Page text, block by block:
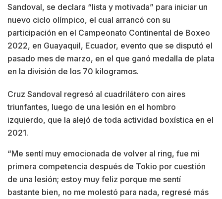
Sandoval, se declara “lista y motivada” para iniciar un
nuevo ciclo olímpico, el cual arrancó con su
participación en el Campeonato Continental de Boxeo
2022, en Guayaquil, Ecuador, evento que se disputó el
pasado mes de marzo, en el que ganó medalla de plata
en la división de los 70 kilogramos.
Cruz Sandoval regresó al cuadrilátero con aires
triunfantes, luego de una lesión en el hombro
izquierdo, que la alejó de toda actividad boxística en el
2021.
“Me sentí muy emocionada de volver al ring, fue mi
primera competencia después de Tokio por cuestión
de una lesión; estoy muy feliz porque me sentí
bastante bien, no me molestó para nada, regresé más